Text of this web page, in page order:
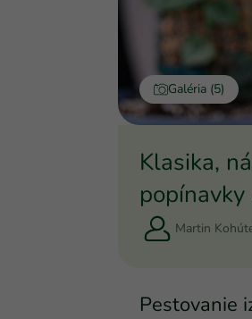
Galéria (5)
Klasika,
Martin
Pestovanie